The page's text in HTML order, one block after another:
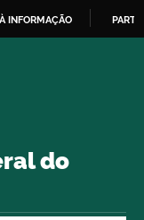
INFORMAÇÃO
do